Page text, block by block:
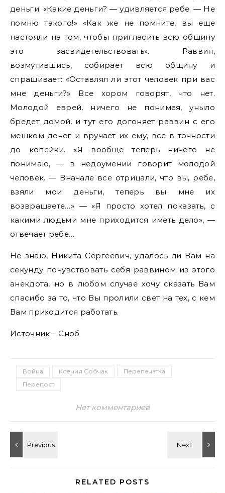
деньги. «Какие деньги? — удивляется ребе. — Не
помню такого!» «Как же не помните, вы еще
настояли на том, чтобы пригласить всю общину
это засвидетельствовать». Раввин,
возмутившись, собирает всю общину и
спрашивает: «Оставлял ли этот человек при вас
мне деньги?» Все хором говорят, что нет.
Молодой еврей, ничего не понимая, уныло
бредет домой, и тут его догоняет раввин с его
мешком денег и вручает их ему, все в точности
до копейки. «Я вообще теперь ничего не
понимаю, — в недоумении говорит молодой
человек. — Вначале все отрицали, что вы, ребе,
взяли мои деньги, теперь вы мне их
возвращаете…» — «Я просто хотел показать, с
какими людьми мне приходится иметь дело», —
отвечает ребе…
Не знаю, Никита Сергеевич, удалось ли Вам на
секунду почувствовать себя раввином из этого
анекдота, но в любом случае хочу сказать Вам
спасибо за то, что Вы пролили свет на тех, с кем
Вам приходится работать.
Источник – Сноб
Война Ксения Собчак
Перепечатка
Перепост
Нет комментариев
RELATED POSTS